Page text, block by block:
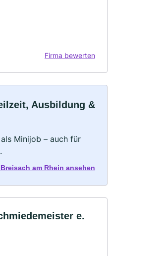
Firma bewerten
Ausbildung &
Minijob – auch für
am Rhein ansehen
e.